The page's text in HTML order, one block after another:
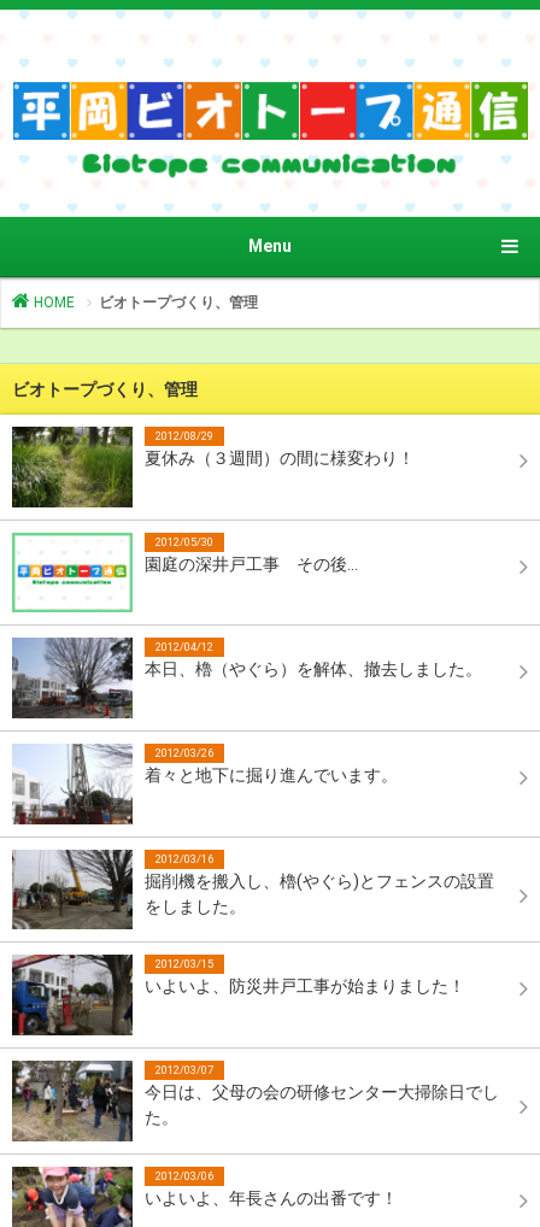
Menu
HOME ビオトープづくり、管理
ビオトープづくり、管理
2012/08/29
夏休み（３週間）の間に様変わり！
2012/05/30
園庭の深井戸工事 その後…
2012/04/12
本日、櫓（やぐら）を解体、撤去しました。
2012/03/26
着々と地下に掘り進んでいます。
2012/03/16
掘削機を搬入し、櫓(やぐら)とフェンスの設置
をしました。
2012/03/15
いよいよ、防災井戸工事が始まりました！
2012/03/07
今日は、父母の会の研修センター大掃除日でし
た。
2012/03/06
いよいよ、年長さんの出番です！